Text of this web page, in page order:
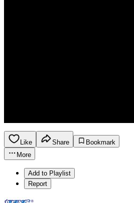
Like Share
Bookmark
More
Add to Playlist
Report